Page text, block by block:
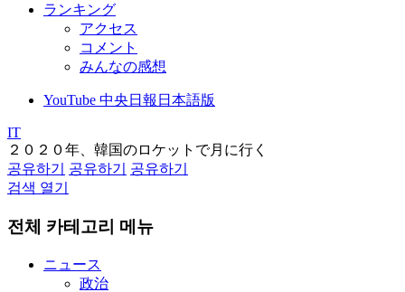
ランキング
アクセス
コメント
みんなの感想
YouTube 中央日報日本語版
IT
２０２０年、韓国のロケットで月に行く
공유하기
공유하기
공유하기
검색 열기
전체 카테고리 메뉴
ニュース
政治